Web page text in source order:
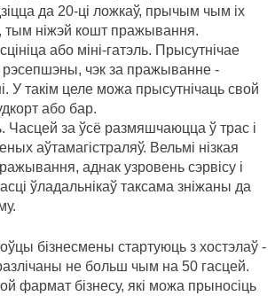
да 20-ці ложкаў, прычым чым іх
тым ніжэй кошт пражывання.
або міні-гатэль. Прысутнічае
рэсепшэны, чэк за пражыванне -
У такім целе можа прысутнічаць свой
або бар.
Часцей за ўсё размяшчаюцца ў трас і
аўтамагістраляў. Вельмі нізкая
аднак узровень сэрвісу і
ўладальнікаў таксама зніжаны да
бізнесмены стартуюць з хостэлаў -
разлічаны не больш чым на 50 гасцей.
фармат бізнесу, які можа прыносіць